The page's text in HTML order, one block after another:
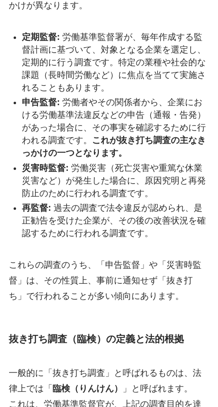
かけが異なります。
定期監督: 労働基準監督署が、毎年作成する監
督計画に基づいて、対象となる企業を選定し、
定期的に行う調査です。特定の業種や社会的な
課題（長時間労働など）に焦点を当てて実施さ
れることもあります。
申告監督: 労働者やその関係者から、企業にお
ける労働基準法違反などの申告（通報・告発）
があった場合に、その事実を確認するために行
われる調査です。
これが抜き打ち調査の主なき
っかけの一つとなります。
災害時監督: 労働災害（死亡災害や重篤な休業
災害など）が発生した場合に、原因究明と再発
防止のために行われる調査です。
再監督: 過去の調査で法令違反が認められ、是
正勧告を受けた企業が、その後の改善状況を確
認するために行われる調査です。
これらの調査のうち、「申告監督」や「災害時監
督」は、その性質上、事前に通知せず「抜き打
ち」で行われることが多い傾向にあります。
抜き打ち調査（臨検）の定義と法的根拠
一般的に「抜き打ち調査」と呼ばれるものは、法
律上では「 臨検（りんけん）
」と呼ばれます。
これは、労働基準監督官が、上記の調査目的を達